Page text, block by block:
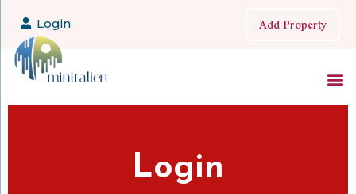
Login Add Property
Login